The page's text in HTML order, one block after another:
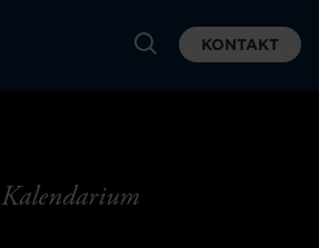
KONTAKT
Kalendarium